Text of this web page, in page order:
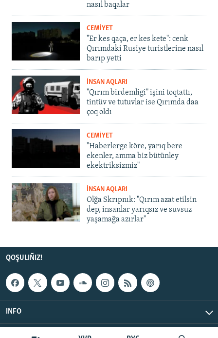
nasıl baqalar
CEMİYET
"Er kes qaça, er kes kete": cenk
Qırımdaki Rusiye turistlerine nasıl
barıp yetti
İNSAN AQLARI
"Qırım birdemligi" işini toqtattı,
tintüv ve tutuvlar ise Qırımda daa
çoq oldı
CEMİYET
"Haberlerge köre, yarıq bere
ekenler, amma biz bütünley
ekektriksizmiz"
İNSAN AQLARI
Olğa Skrıpnık: "Qırım azat etilsin
dep, insanlar yarıqsız ve suvsuz
yaşamağa azırlar"
QOŞULIÑIZ!
INFO